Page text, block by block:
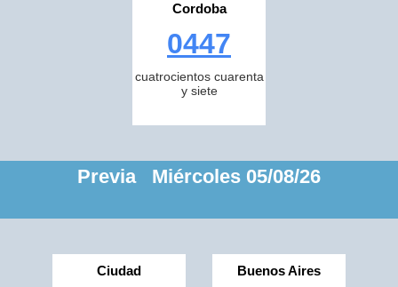
Cordoba
0447
cuatrocientos cuarenta
y siete
Previa Miércoles 05/08/26
Ciudad Buenos Aires